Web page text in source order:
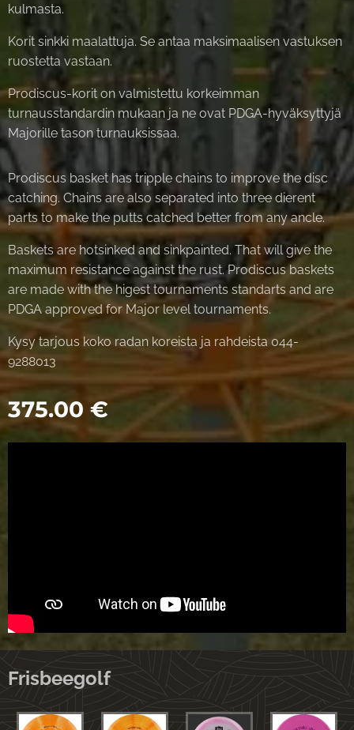
kulmasta.
Korit sinkki maalattuja. Se antaa maksimaalisen vastuksen
ruostetta vastaan.
Prodiscus-korit on valmistettu korkeimman
turnausstandardin mukaan ja ne ovat PDGA-hyväksyttyjä
Majorille tason turnauksissaa.
Prodiscus basket has tripple chains to improve the disc
catching. Chains are also separated into three dierent
parts to make the putts catched better from any ancle.
Baskets are hotsinked and sinkpainted. That will give the
maximum resistance against the rust. Prodiscus baskets
are made with the higest tournaments standarts and are
PDGA approved for Major level tournaments.
Kysy tarjous koko radan koreista ja rahdeista 044-
9288013
375.00 €
Frisbeegolf